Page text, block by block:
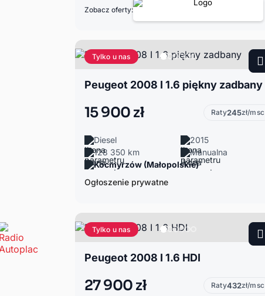
Zobacz oferty:
Tylko u nas
Peugeot 2008 I 1.6 piękny zadbany
15 900 zł Raty245zł/msc
Diesel
2015
128 350 km
Manualna
Kocmyrzów (Małopolskie)
Ogłoszenie prywatne
Tylko u nas
Peugeot 2008 I 1.6 HDI
27 900 zł Raty432zł/msc